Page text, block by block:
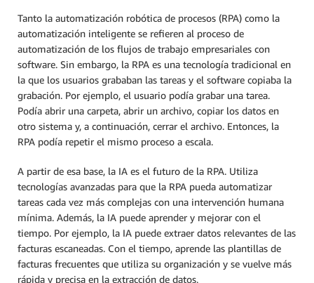
Tanto la automatización robótica de procesos (RPA) como la
automatización inteligente se refieren al proceso de
automatización de los flujos de trabajo empresariales con
software. Sin embargo, la RPA es una tecnología tradicional en
la que los usuarios grababan las tareas y el software copiaba la
grabación. Por ejemplo, el usuario podía grabar una tarea.
Podía abrir una carpeta, abrir un archivo, copiar los datos en
otro sistema y, a continuación, cerrar el archivo. Entonces, la
RPA podía repetir el mismo proceso a escala.
A partir de esa base, la IA es el futuro de la RPA. Utiliza
tecnologías avanzadas para que la RPA pueda automatizar
tareas cada vez más complejas con una intervención humana
mínima. Además, la IA puede aprender y mejorar con el
tiempo. Por ejemplo, la IA puede extraer datos relevantes de las
facturas escaneadas. Con el tiempo, aprende las plantillas de
facturas frecuentes que utiliza su organización y se vuelve más
rápida y precisa en la extracción de datos.